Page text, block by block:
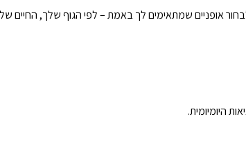
אופניים שמתאימים לך באמת – לפי הגוף שלך, החיים
היומיומית.